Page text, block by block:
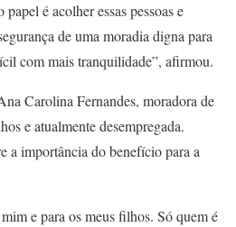
é acolher essas pessoas e
de uma moradia digna para
com mais tranquilidade”, afirmou.
Carolina Fernandes, moradora de
e atualmente desempregada.
a importância do benefício para a
e para os meus filhos. Só quem é